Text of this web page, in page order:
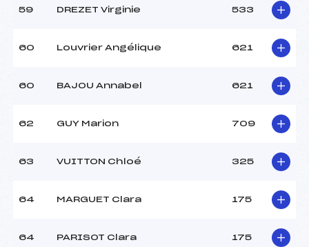
59 DREZET Virginie 533
60 Louvrier Angélique 621
60 BAJOU Annabel 621
62 GUY Marion 709
63 VUITTON Chloé 325
64 MARGUET Clara 175
64 PARISOT Clara 175